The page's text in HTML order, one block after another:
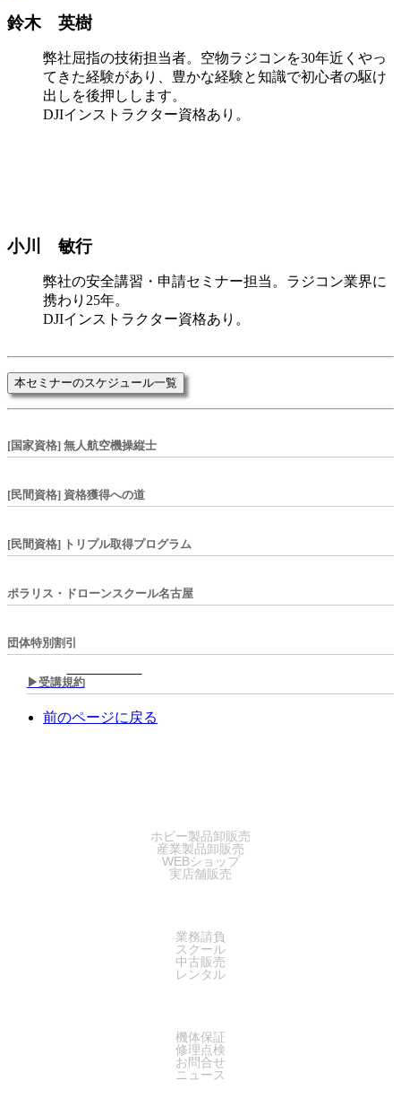
鈴木 英樹
弊社屈指の技術担当者。空物ラジコンを30年近くやっ
てきた経験があり、豊かな経験と知識で初心者の駆け
出しを後押しします。
DJIインストラクター資格あり。
小川 敏行
弊社の安全講習・申請セミナー担当。ラジコン業界に
携わり25年。
DJIインストラクター資格あり。
本セミナーのスケジュール一覧
[国家資格] 無人航空機操縦士
[民間資格] 資格獲得への道
[民間資格] トリプル取得プログラム
ポラリス・ドローンスクール名古屋
団体特別割引
▶︎受講規約
前のページに戻る
ホビー製品卸販売
産業製品卸販売
WEBショップ
実店舗販売
業務請負
スクール
中古販売
レンタル
機体保証
修理点検
お問合せ
ニュース